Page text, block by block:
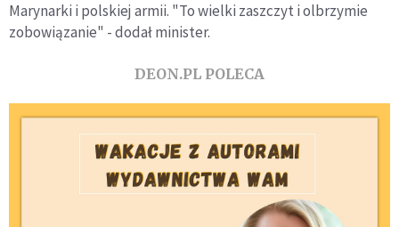
Marynarki i polskiej armii. "To wielki zaszczyt i olbrzymie
zobowiązanie" - dodał minister.
DEON.PL POLECA